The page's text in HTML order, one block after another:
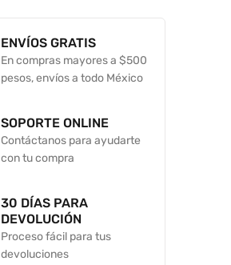
ENVÍOS GRATIS
En compras mayores a $500
pesos, envíos a todo México
SOPORTE ONLINE
Contáctanos para ayudarte
con tu compra
30 DÍAS PARA
DEVOLUCIÓN
Proceso fácil para tus
devoluciones